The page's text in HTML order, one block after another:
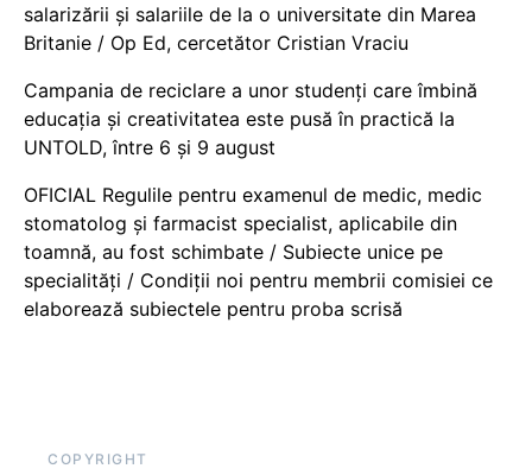
salarizării și salariile de la o universitate din Marea
Britanie / Op Ed, cercetător Cristian Vraciu
Campania de reciclare a unor studenți care îmbină
educația și creativitatea este pusă în practică la
UNTOLD, între 6 și 9 august
OFICIAL Regulile pentru examenul de medic, medic
stomatolog și farmacist specialist, aplicabile din
toamnă, au fost schimbate / Subiecte unice pe
specialități / Condiții noi pentru membrii comisiei ce
elaborează subiectele pentru proba scrisă
COPYRIGHT